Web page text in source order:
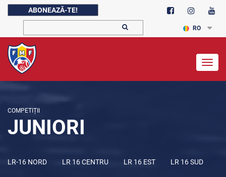
ABONEAZĂ-TE!
RO
COMPETIȚII
JUNIORI
LR-16 NORD LR 16 CENTRU LR 16 EST LR 16 SUD